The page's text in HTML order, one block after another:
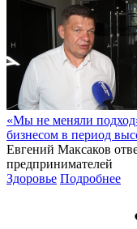
«Мы не меняли
бизнесом в период
Евгений Максаков
предпринимателей
Здоровье Подробнее